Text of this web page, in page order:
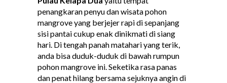
penangkaran penyu dan wisata pohon
mangrove yang berjejer rapi di sepanjang
sisi pantai cukup enak dinikmati di siang
hari. Di tengah panah matahari yang terik,
anda bisa duduk-duduk di bawah rumpun
pohon mangrove ini. Seketika rasa panas
dan penat hilang bersama sejuknya angin di